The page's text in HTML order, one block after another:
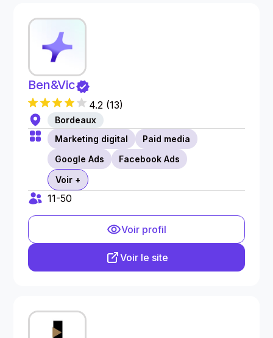
Ben&Vic
4.2 (13)
Bordeaux
Marketing digital
Paid media
Google Ads
Facebook Ads
Voir +
11-50
Voir profil
Voir le site